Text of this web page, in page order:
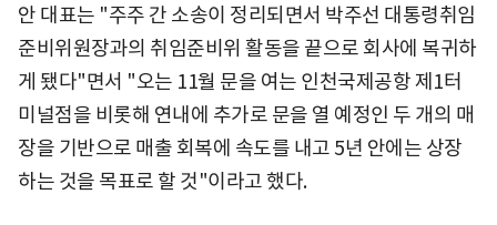
안 대표는 "주주 간 소송이 정리되면서 박주선 대통령취임
준비위원장과의 취임준비위 활동을 끝으로 회사에 복귀하
게 됐다"면서 "오는 11월 문을 여는 인천국제공항 제1터
미널점을 비롯해 연내에 추가로 문을 열 예정인 두 개의 매
장을 기반으로 매출 회복에 속도를 내고 5년 안에는 상장
하는 것을 목표로 할 것"이라고 했다.